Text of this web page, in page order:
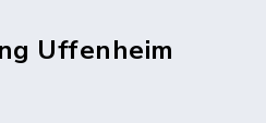
Uffenheim